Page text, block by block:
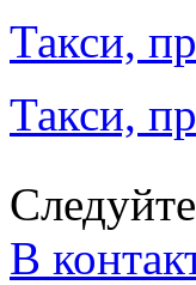
Такси,
Такси,
В